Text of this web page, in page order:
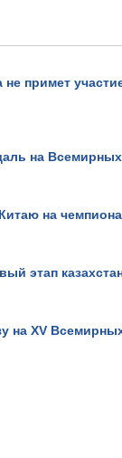
примет
на
на
этап
на XV